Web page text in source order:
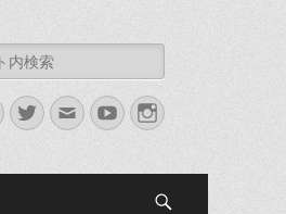
Facebook
Twitter
メ
ー
YouTubeInstagram